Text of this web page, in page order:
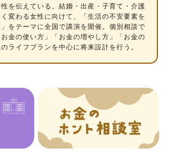
を伝えている。結婚・出産・子育て・介護
変わる女性に向けて、「生活の不安要素を
をテーマに全国で講演を開催。個別相談で
金の使い方」「お金の増やし方」「お金の
ライフプランを中心に将来設計を行う。